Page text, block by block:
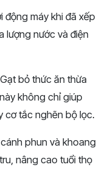
động máy khi đã xếp
lượng nước và điện
bỏ thức ăn thừa
không chỉ giúp
cơ tắc nghẽn bộ lọc.
phun và khoang
nâng cao tuổi thọ